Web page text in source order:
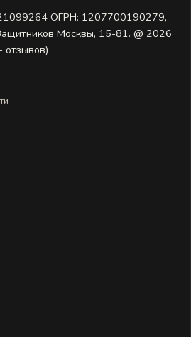
ОГРН: 1207700190279,
Москвы, 15-81. @ 2026 ㅤ
отзывов)